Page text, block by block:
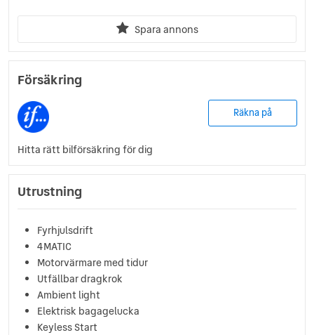
Spara annons
Försäkring
Räkna på
Hitta rätt bilförsäkring för dig
Utrustning
Fyrhjulsdrift
4MATIC
Motorvärmare med tidur
Utfällbar dragkrok
Ambient light
Elektrisk bagagelucka
Keyless Start